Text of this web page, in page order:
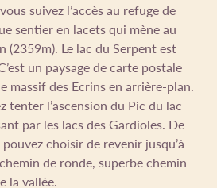
suivez l’accès au refuge de
sentier en lacets qui mène au
(2359m). Le lac du Serpent est
un paysage de carte postale
massif des Ecrins en arrière-plan.
tenter l’ascension du Pic du lac
par les lacs des Gardioles. De
choisir de revenir jusqu’à
de ronde, superbe chemin
la vallée.